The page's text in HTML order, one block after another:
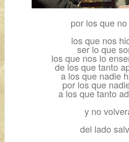
por los que
los que nos
ser lo que
los que nos lo
de los que tanto
a los que nadie
por los que
a los que tanto
y no
del lado